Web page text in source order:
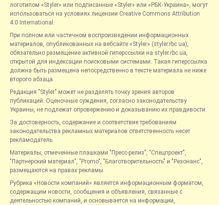
логотипом «Styler» или подписанные «Styler» или «РБК-Украина», могут
использоваться на условиях лицензии Creative Commons Attribution
4.0 International.
При полном или частичном воспроизведении информационных
материалов, опубликованных на вебсайте «Styler» (styler.rbc.ua),
обязательно размещение активной гиперссылки на styler.rbc.ua,
открытой для индексации поисковыми системами. Такая гиперссылка
должна быть размещена непосредственно в тексте материала не ниже
второго абзаца.
Редакция "Styler" может не разделять точку зрения авторов
публикаций. Оценочные суждения, согласно законодательству
Украины, не подлежат опровержению и доказыванию их правдивости.
За достоверность, содержание и соответствие требованиям
законодательства рекламных материалов ответственность несет
рекламодатель.
Материалы, отмеченные плашками "Пресс-релиз", "Спецпроект",
"Партнерский материал", "Promo", "Благотворительность" и "Резонанс",
размещаются на правах рекламы.
Рубрика «Новости компаний» является информационным форматом,
содержащим новости, сообщения и объявления, связанные с
деятельностью компаний, и основывается на информации,